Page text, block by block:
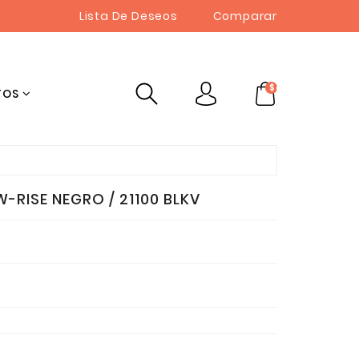
Lista De Deseos Comparar
$cart.TotalItems
RISE NEGRO / 21100 BLKV